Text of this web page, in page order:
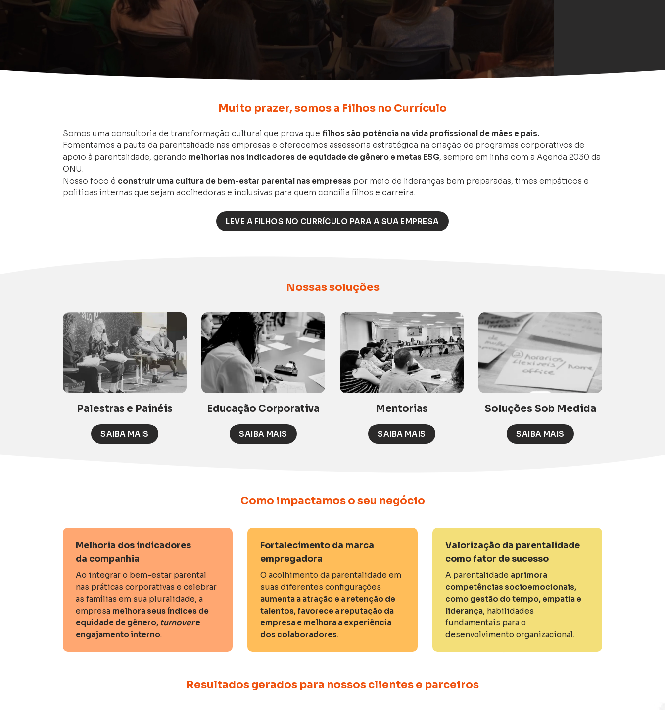
Muito prazer, somos a Filhos no Currículo
Somos uma consultoria de transformação cultural que prova que filhos são potência na vida profissional de mães e pais.
Fomentamos a pauta da parentalidade nas empresas e oferecemos assessoria estratégica na criação de programas corporativos de
apoio à parentalidade, gerando melhorias nos indicadores de equidade de gênero e metas ESG, sempre em linha com a Agenda 2030 da
ONU.
Nosso foco é construir uma cultura de bem-estar parental nas empresas por meio de lideranças bem preparadas, times empáticos e
políticas internas que sejam acolhedoras e inclusivas para quem concilia filhos e carreira.
LEVE A FILHOS NO CURRÍCULO PARA A SUA EMPRESA
Nossas soluções
Palestras e Painéis
SAIBA MAIS
Educação Corporativa
SAIBA MAIS
Mentorias
SAIBA MAIS
Soluções Sob Medida
SAIBA MAIS
Como impactamos o seu negócio
Melhoria dos indicadores
da companhia
Ao integrar o bem-estar parental
nas práticas corporativas e celebrar
as famílias em sua pluralidade, a
empresa melhora seus índices de
equidade de gênero, turnovere
engajamento interno.
Fortalecimento da marca
empregadora
O acolhimento da parentalidade em
suas diferentes configurações
aumenta a atração e a retenção de
talentos, favorece a reputação da
empresa e melhora a experiência
dos colaboradores.
Valorização da parentalidade
como fator de sucesso
A parentalidade aprimora
competências socioemocionais,
como gestão do tempo, empatia e
liderança, habilidades
fundamentais para o
desenvolvimento organizacional.
Resultados gerados para nossos clientes e parceiros